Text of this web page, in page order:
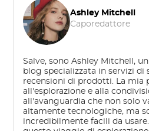
Ashley Mitchell
Caporedattore
Salve, sono Ashley Mitchell,
blog specializzata in servizi di
recensioni di prodotti. La mia
all'esplorazione e alla
all'avanguardia che non solo
altamente tecnologiche, ma
incredibilmente facili da